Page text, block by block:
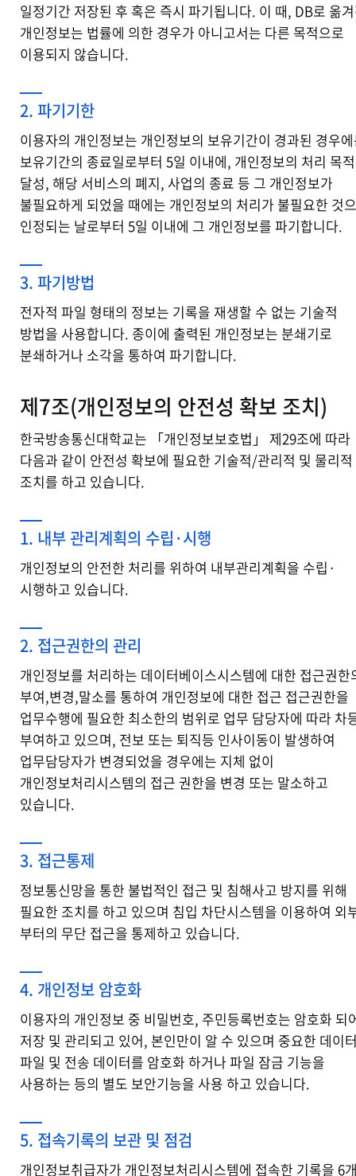
일정기간 저장된 후 혹은 즉시 파기됩니다. 이 때, DB로 옮
개인정보는 법률에 의한 경우가 아니고서는 다른 목적으로
이용되지 않습니다.
2. 파기기한
이용자의 개인정보는 개인정보의 보유기간이 경과된 경우
보유기간의 종료일로부터 5일 이내에, 개인정보의 처리 목적
달성, 해당 서비스의 폐지, 사업의 종료 등 그 개인정보가
불필요하게 되었을 때에는 개인정보의 처리가 불필요한 것
인정되는 날로부터 5일 이내에 그 개인정보를 파기합니다.
3. 파기방법
전자적 파일 형태의 정보는 기록을 재생할 수 없는 기술적
방법을 사용합니다. 종이에 출력된 개인정보는 분쇄기로
분쇄하거나 소각을 통하여 파기합니다.
제7조(개인정보의 안전성 확보 조치)
한국방송통신대학교는 「개인정보보호법」 제29조에 따라
다음과 같이 안전성 확보에 필요한 기술적/관리적 및 물리적
조치를 하고 있습니다.
1. 내부 관리계획의 수립·시행
개인정보의 안전한 처리를 위하여 내부관리계획을 수립·
시행하고 있습니다.
2. 접근권한의 관리
개인정보를 처리하는 데이터베이스시스템에 대한 접근권한
부여,변경,말소를 통하여 개인정보에 대한 접근 접근권한을
업무수행에 필요한 최소한의 범위로 업무 담당자에 따라 차
부여하고 있으며, 전보 또는 퇴직등 인사이동이 발생하여
업무담당자가 변경되었을 경우에는 지체 없이
개인정보처리시스템의 접근 권한을 변경 또는 말소하고
있습니다.
3. 접근통제
정보통신망을 통한 불법적인 접근 및 침해사고 방지를 위해
필요한 조치를 하고 있으며 침입 차단시스템을 이용하여 외
부터의 무단 접근을 통제하고 있습니다.
4. 개인정보 암호화
이용자의 개인정보 중 비밀번호, 주민등록번호는 암호화 되
저장 및 관리되고 있어, 본인만이 알 수 있으며 중요한 데이
파일 및 전송 데이터를 암호화 하거나 파일 잠금 기능을
사용하는 등의 별도 보안기능을 사용 하고 있습니다.
5. 접속기록의 보관 및 점검
개인정보취급자가 개인정보처리시스템에 접속한 기록을 6